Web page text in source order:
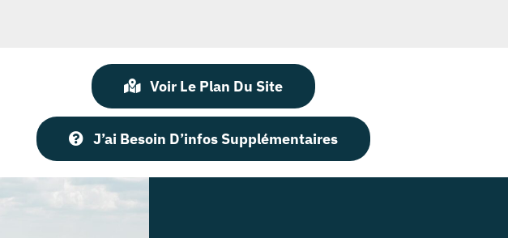
Voir Le Plan Du Site
J’ai Besoin D’infos Supplémentaires